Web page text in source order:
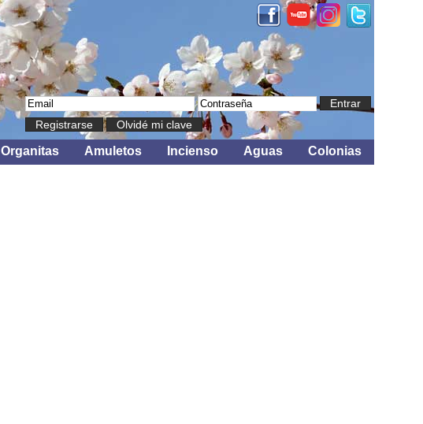
Entrar
Registrarse
Olvidé mi clave
Organitas Amuletos Incienso Aguas Colonias